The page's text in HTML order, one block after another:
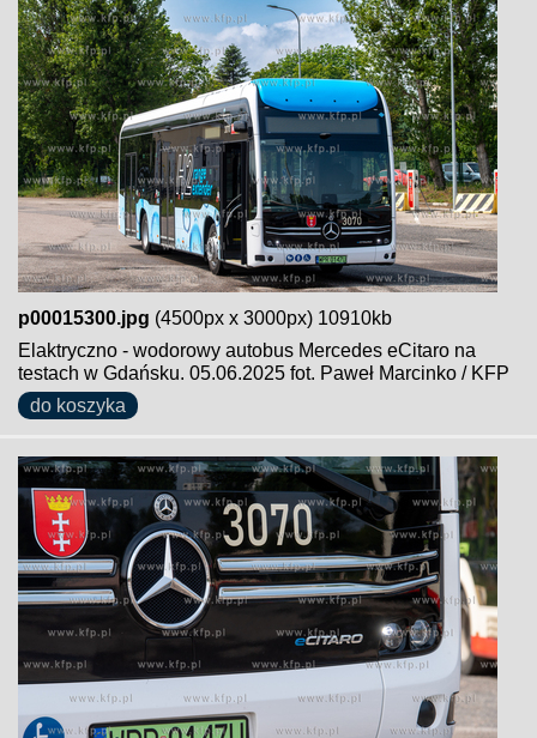
p00015300.jpg (4500px x 3000px) 10910kb
Elaktryczno - wodorowy autobus Mercedes eCitaro na
testach w Gdańsku. 05.06.2025 fot. Paweł Marcinko / KFP
do koszyka